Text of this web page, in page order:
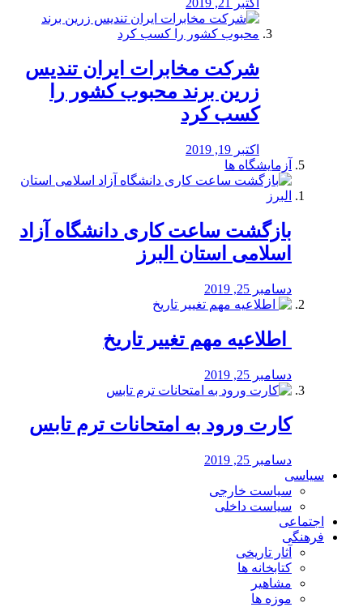
اکتبر 21, 2019
شرکت مخابرات ایران تندیس
زرین برند محبوب کشور را
کسب کرد
اکتبر 19, 2019
آزمایشگاه ها
بازگشت ساعت کاری دانشگاه آزاد
اسلامی استان البرز
دسامبر 25, 2019
️ اطلاعیه مهم تغییر تاریخ
دسامبر 25, 2019
کارت ورود به امتحانات ترم تابس
دسامبر 25, 2019
سیاسی
سیاست خارجی
سیاست داخلی
اجتماعی
فرهنگی
آثار تاریخی
کتابخانه ها
مشاهیر
موزه ها